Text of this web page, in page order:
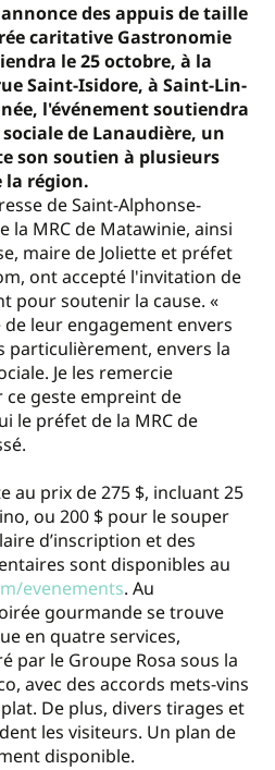
des appuis de taille
caritative Gastronomie
le 25 octobre, à la
Saint-Isidore, à Saint-Lin-
l'événement soutiendra
de Lanaudière, un
son soutien à plusieurs
la région.
de Saint-Alphonse-
la MRC de Matawinie, ainsi
maire de Joliette et préfet
ont accepté l'invitation de
pour soutenir la cause. «
leur engagement envers
particulièrement, envers la
Je les remercie
geste empreint de
le préfet de la MRC de
au prix de 275 $, incluant 25
ou 200 $ pour le souper
d’inscription et des
sont disponibles au
evenements. Au
gourmande se trouve
en quatre services,
par le Groupe Rosa sous la
avec des accords mets-vins
De plus, divers tirages et
les visiteurs. Un plan de
disponible.